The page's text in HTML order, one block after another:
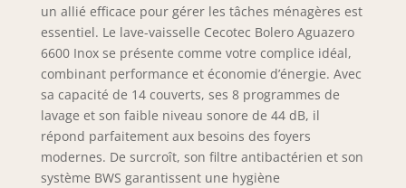
un allié efficace pour gérer les tâches ménagères est
essentiel. Le lave-vaisselle Cecotec Bolero Aguazero
6600 Inox se présente comme votre complice idéal,
combinant performance et économie d’énergie. Avec
sa capacité de 14 couverts, ses 8 programmes de
lavage et son faible niveau sonore de 44 dB, il
répond parfaitement aux besoins des foyers
modernes. De surcroît, son filtre antibactérien et son
système BWS garantissent une hygiène